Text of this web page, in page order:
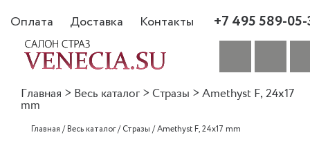
Оплата Доставка Контакты +7 495 589-
Главная > Весь каталог > Стразы > Amethyst F, 24x17
mm
Главная /Весь каталог/Стразы /Amethyst F, 24x17 mm